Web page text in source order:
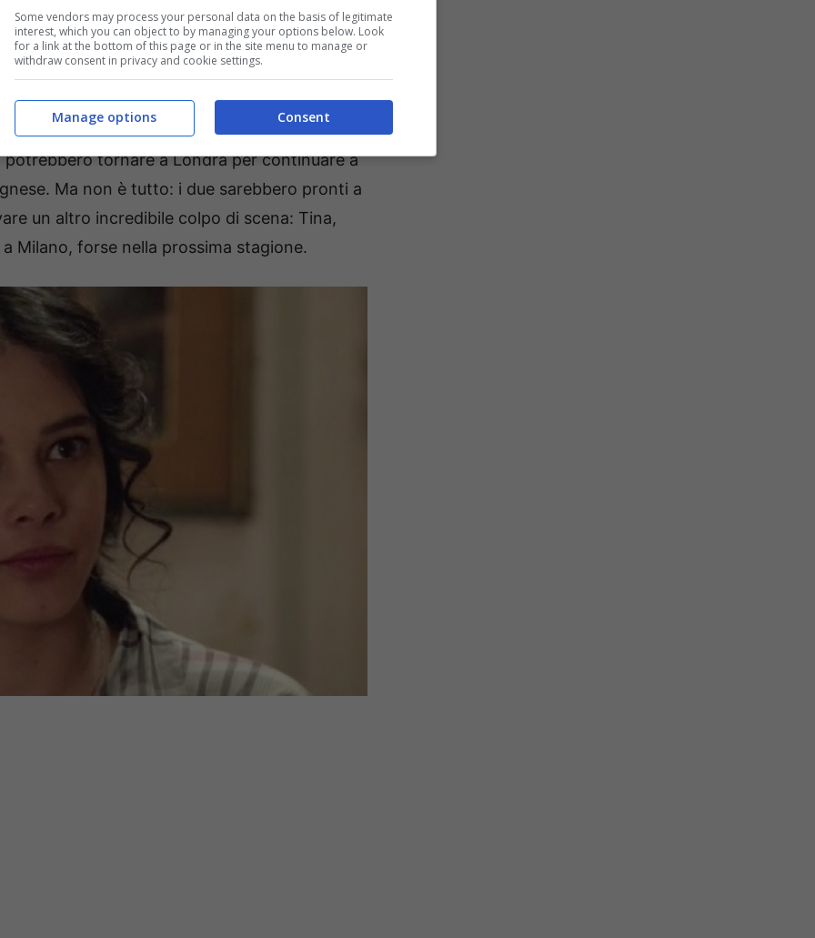
alla fine, hanno ceduto ad una notte di
Vittorio potesse dimenticare Marta, a
grande amico. Quest’ultimo ha scoperto
e Vittorio non ha potuto fare altro che farsi
Sandro
, che in queste settimane hanno inciso
tornare a Londra per continuare a
Ma non è tutto: i due sarebbero pronti a
un altro incredibile colpo di scena: Tina,
Milano, forse nella prossima stagione.
Some vendors may process your personal data on the basis of legitimate
interest, which you can object to by managing your options below. Look
for a link at the bottom of this page or in the site menu to manage or
withdraw consent in privacy and cookie settings.
Consent
Manage options